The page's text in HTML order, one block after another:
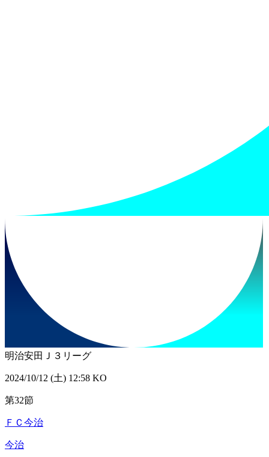
明治安田Ｊ３リーグ
2024/10/12 (土) 12:58 KO
第32節
ＦＣ今治
今治